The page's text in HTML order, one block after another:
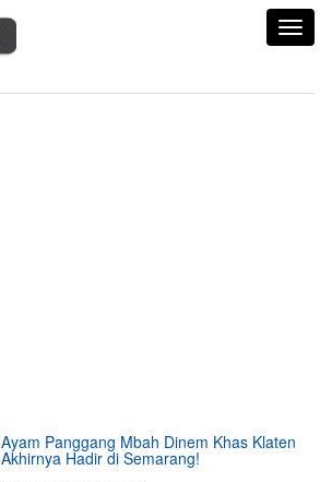
Followers
Ayam Panggang Mbah Dinem Khas Klaten
Akhirnya Hadir di Semarang!